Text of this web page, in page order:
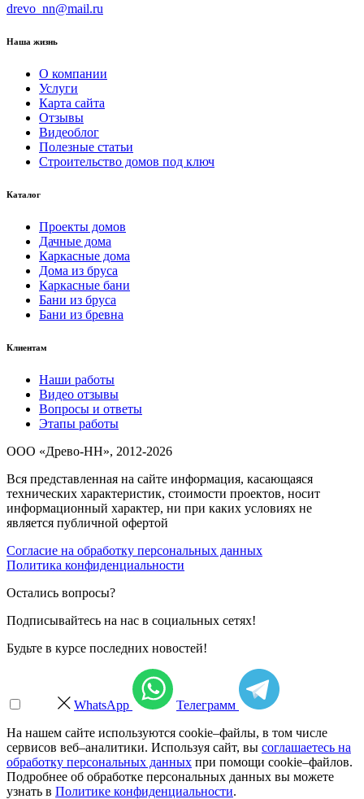
drevo_nn@mail.ru
Наша жизнь
О компании
Услуги
Карта сайта
Отзывы
Видеоблог
Полезные статьи
Строительство домов под ключ
Каталог
Проекты домов
Дачные дома
Каркасные дома
Дома из бруса
Каркасные бани
Бани из бруса
Бани из бревна
Клиентам
Наши работы
Видео отзывы
Вопросы и ответы
Этапы работы
ООО «Древо-НН», 2012-2026
Вся представленная на сайте информация, касающаяся
технических характеристик, стоимости проектов, носит
информационный характер, ни при каких условиях не
является публичной офертой
Согласие на обработку персональных данных
Политика конфиденциальности
Остались вопросы?
Подписывайтесь на нас в социальных сетях!
Будьте в курсе последних новостей!
WhatsApp
Телеграмм
На нашем сайте используются cookie–файлы, в том числе
сервисов веб–аналитики. Используя сайт, вы соглашаетесь на
обработку персональных данных при помощи cookie–файлов.
Подробнее об обработке персональных данных вы можете
узнать в Политике конфиденциальности.